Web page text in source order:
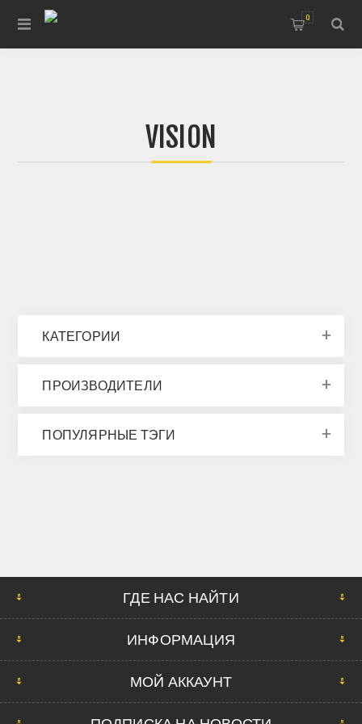
0
VISION
КАТЕГОРИИ
ПРОИЗВОДИТЕЛИ
ПОПУЛЯРНЫЕ ТЭГИ
ГДЕ НАС НАЙТИ
ИНФОРМАЦИЯ
МОЙ АККАУНТ